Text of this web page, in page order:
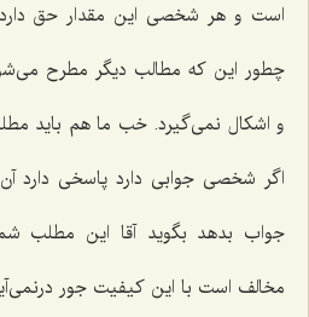
است و هر شخصی این مقدار حق
چطور این که مطالب دیگر مطرح
و اشکال نمی‌گیرد. خب ما هم باید
اگر شخصی جوابی دارد پاسخی دارد
جواب بدهد بگوید آقا این مطلب
مخالف است با این کیفیت جور